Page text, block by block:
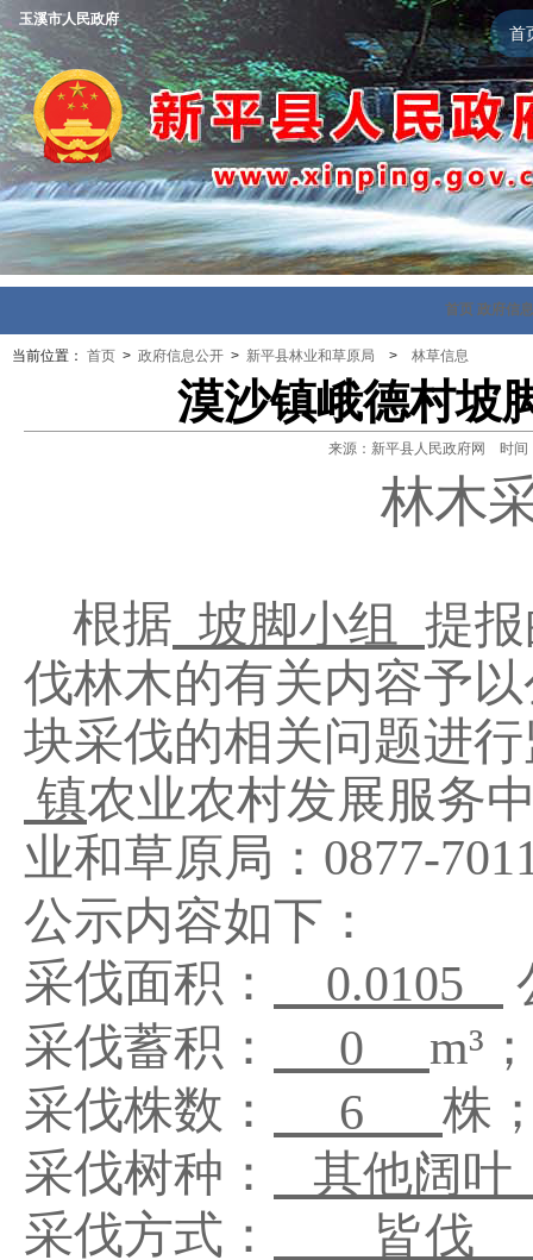
首
玉溪市人民政府
首页 政府信
当前位置： 首页 > 政府信息公开 > 新平县林业和草原局 > 林草信息
漠沙镇峨德村坡
来源：新平县人民政府网 时
林木
根据 坡脚小组
提
伐林木的有关内容予以
块采伐的相关问题进行
镇农业农村发展服务
业和草原局： 0877-
公示内容如下：
采伐面积：
0.0105
采伐蓄积： 0 m³ ；
采伐株数：
6 株
采伐树种：
其他阔叶
采伐方式：
皆伐